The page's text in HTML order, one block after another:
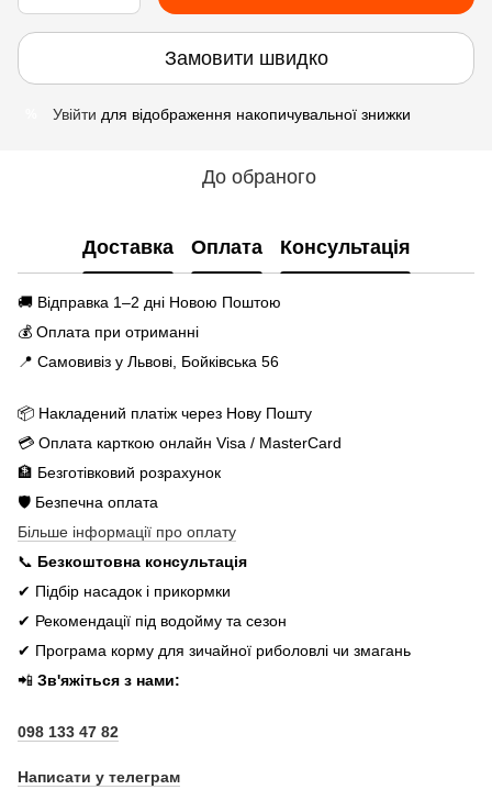
Замовити швидко
Увійти для відображення накопичувальної знижки
До обраного
Доставка Оплата Консультація
🚚 Відправка 1–2 дні Новою Поштою
💰 Оплата при отриманні
📍 Самовивіз у Львові, Бойківська 56
📦 Накладений платіж через Нову Пошту
💳 Оплата карткою онлайн Visa / MasterCard
🏦 Безготівковий розрахунок
🛡️ Безпечна оплата
Більше інформації про оплату
📞 Безкоштовна консультація
✔ Підбір насадок і прикормки
✔ Рекомендації під водойму та сезон
✔ Програма корму для зичайної риболовлі чи змагань
📲 Зв'яжіться з нами:
098 133 47 82
Написати у телеграм